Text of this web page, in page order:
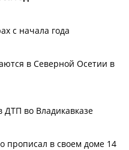
с начала года
в Северной Осетии в
ДТП во Владикавказе
прописал в своем доме 14